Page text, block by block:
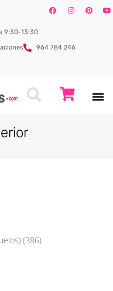
9:30-13:30
964 784 246
(386)